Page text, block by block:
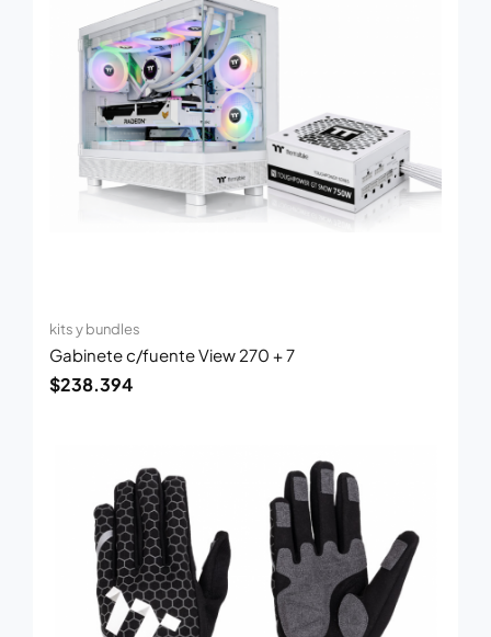
kits y bundles
Gabinete c/fuente View 270 + 7
$238.394